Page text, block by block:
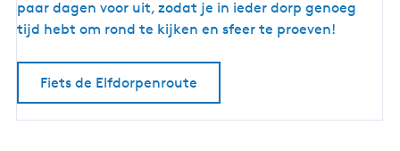
n
r
paar dagen voor uit, zodat je in ieder dorp genoeg
tijd hebt om rond te kijken en sfeer te proeven!
Fiets de Elfdorpenroute